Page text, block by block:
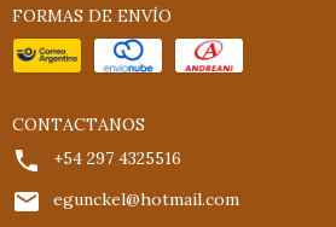
FORMAS DE ENVÍO
CONTACTANOS
+54 297 4325516
egunckel@hotmail.com